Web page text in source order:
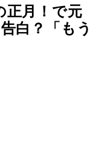
正月！で元
白？「もう